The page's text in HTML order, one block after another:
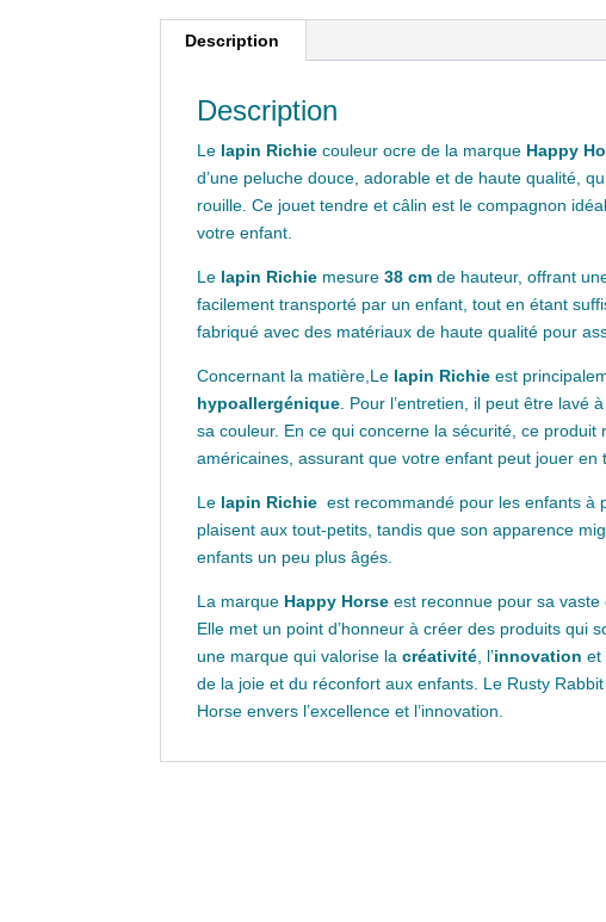
Description
Description
Le lapin Richiecouleur ocre de la marque Happy
d’une peluche douce, adorable et de haute qualité,
rouille. Ce jouet tendre et câlin est le compagnon
votre enfant.
Le lapin Richie mesure38 cm de hauteur, offrant
facilement transporté par un enfant, tout en étant
fabriqué avec des matériaux de haute qualité pour
Concernant la matière,Le lapin Richie est
hypoallergénique . Pour l’entretien, il peut être
sa couleur. En ce qui concerne la sécurité, ce produit
américaines, assurant que votre enfant peut jouer en
Le lapin Richie est recommandé pour les enfants à
plaisent aux tout-petits, tandis que son apparence
enfants un peu plus âgés.
La marque Happy Horse est reconnue pour sa vaste
Elle met un point d’honneur à créer des produits qui
une marque qui valorise lacréativité , l’innovation
de la joie et du réconfort aux enfants. Le Rusty
Horse envers l’excellence et l’innovation.